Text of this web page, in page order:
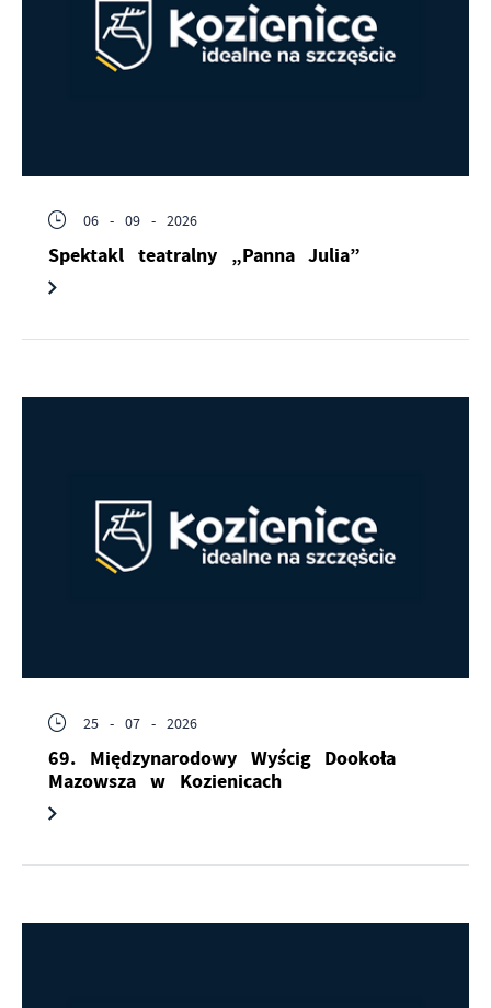
06 - 09 - 2026
Spektakl teatralny „Panna Julia”
25 - 07 - 2026
69. Międzynarodowy Wyścig Dookoła
Mazowsza w Kozienicach